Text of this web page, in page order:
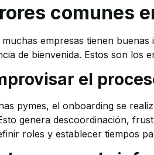
comunes
empresas tienen
de bienvenida. Estos son los
el
pymes, el onboarding se
genera descoordinación,
roles y establecer tiempos